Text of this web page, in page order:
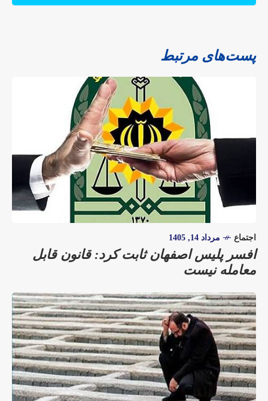
پست‌های مرتبط
اجتماع مرداد 14, 1405
افسر پلیس اصفهان ثابت کرد: قانون قابل
معامله نیست